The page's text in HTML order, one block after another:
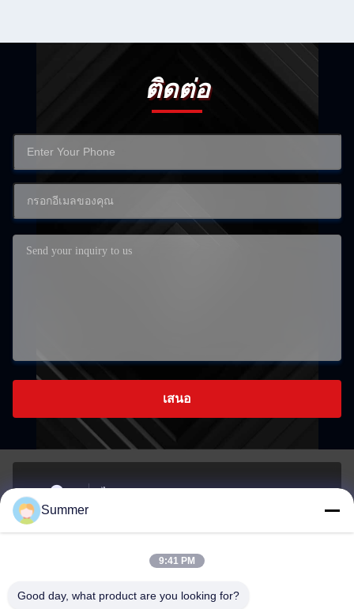
ติดต่อ
เสนอ
ที่อยู่
ไม่81, LIUZHAI SECTION, LUODONG SOUTH ROAD,
YONGZHONG STREET, เขต Longwan, WENZHOU, จีน
อีเมล
sale2@zhejiangyuhao.com
Summer
9:41 PM
Good day, what product are you looking for?